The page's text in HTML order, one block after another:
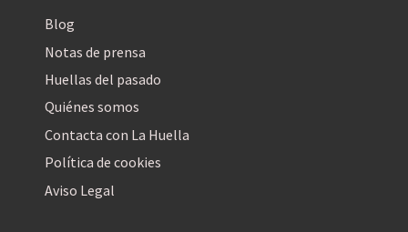
Blog
Notas de prensa
Huellas del pasado
Quiénes somos
Contacta con La Huella
Política de cookies
Aviso Legal